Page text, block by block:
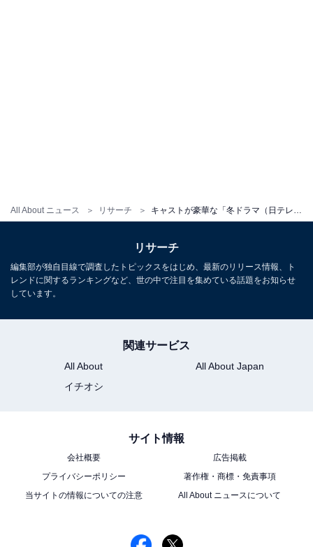
All About ニュース リサーチ
この記事の執筆者： ゆるま 小林
長年に渡ってテレビ局でバラエティー番組、情報番組などを制作。
その後、フリーランスの編集・ライターに転身。芸能情報に精通
し、週刊誌、ネットニュースでテレビや芸能人に関するコラムなど
次ページ
6位までの全ランキング結果を見
リサーチ
編集部が独自目線で調査したトピックスをはじめ、最新のリリース情報、ト
レンドに関するランキングなど、世の中で注目を集めている話題をお知らせ
しています。
関連サービス
All About
All About Japan
イチオシ
サイト情報
会社概要
広告掲載
プライバシーポリシー
著作権・商標・免責事項
当サイトの情報についての注意
All About ニュースについて